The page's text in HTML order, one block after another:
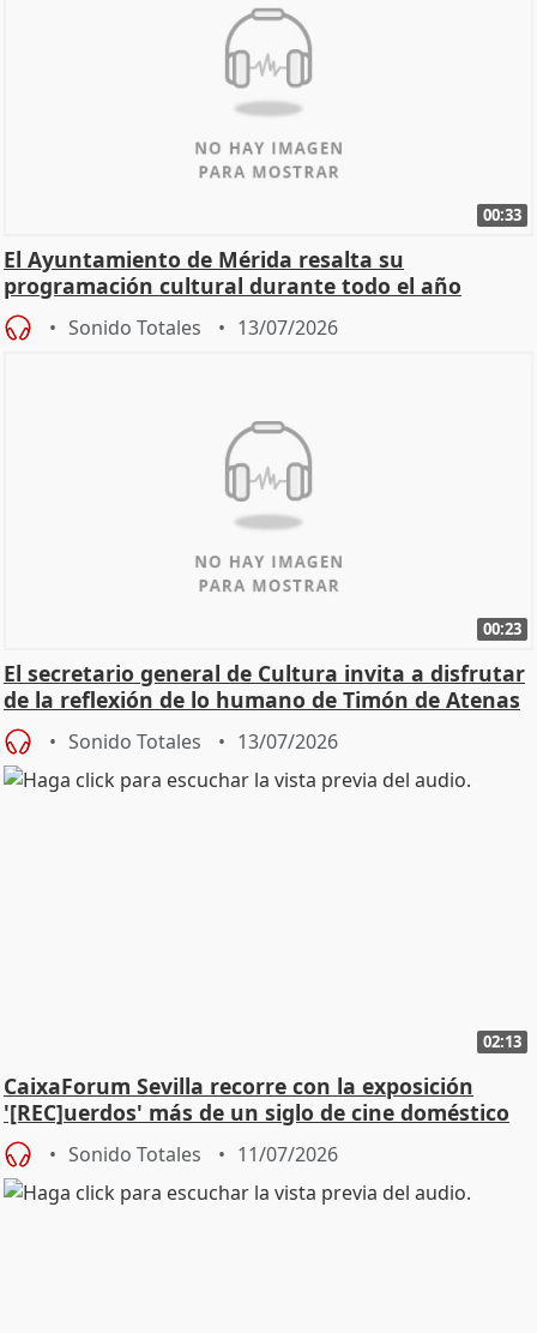
00:33
El Ayuntamiento de Mérida resalta su
programación cultural durante todo el año
Sonido Totales 13/07/2026
00:23
El secretario general de Cultura invita a disfrutar
de la reflexión de lo humano de Timón de Atenas
Sonido Totales 13/07/2026
02:13
CaixaForum Sevilla recorre con la exposición
'[REC]uerdos' más de un siglo de cine doméstico
Sonido Totales 11/07/2026